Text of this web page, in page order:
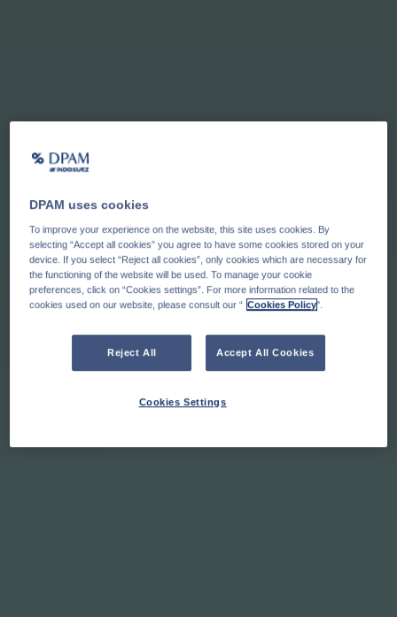
DPAM uses cookies
To improve your experience on the website, this site uses cookies. By
selecting “Accept all cookies” you agree to have some cookies stored on your
device. If you select “Reject all cookies”, only cookies which are necessary for
the functioning of the website will be used. To manage your cookie
preferences, click on “Cookies settings”. For more information related to the
cookies used on our website, please consult our “ Cookies Policy".
Reject All Accept All Cookies
Cookies Settings